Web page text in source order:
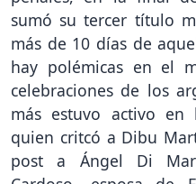
sumó su tercer título
más de 10 días de
hay polémicas en el
celebraciones de los
más estuvo activo en
quien critcó a Dibu
post a Ángel Di